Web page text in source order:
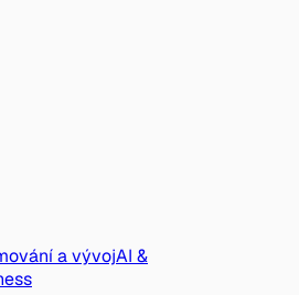
a vývojAI &